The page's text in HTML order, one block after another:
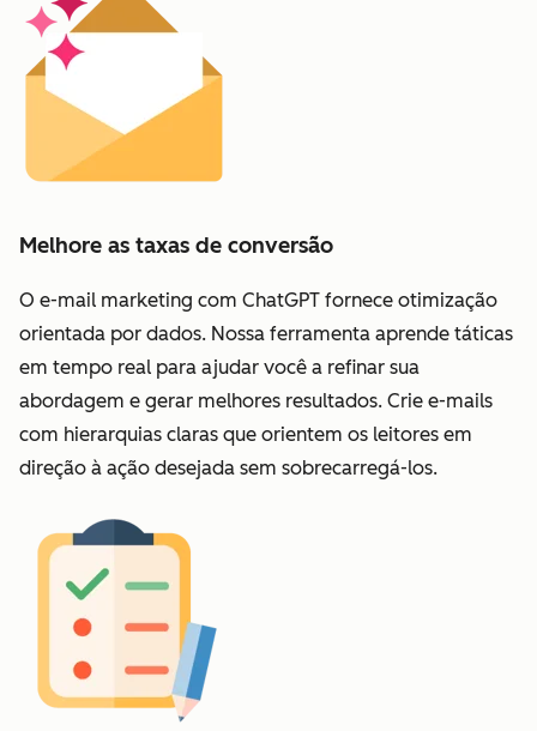
Melhore as taxas de conversão
O e-mail marketing com ChatGPT fornece otimização
orientada por dados. Nossa ferramenta aprende táticas
em tempo real para ajudar você a refinar sua
abordagem e gerar melhores resultados. Crie e-mails
com hierarquias claras que orientem os leitores em
direção à ação desejada sem sobrecarregá-los.